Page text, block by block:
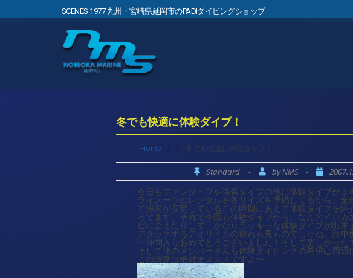
SCENES 1977 九州・宮崎県延岡市のPADIダイビングショップ
冬でも快適に体験ダイブ！
Home / / 冬でも快適に体験ダイブ！
Standard - byNMS -
今日もファンダイブや講習ダイブの他に体験ダイブが
ライスーツのレンタルを各サイズを準備してるから、
て海況が安定しているこの時期にあえて体験ダイブを
ってます。それで今回も体験ダイブから、なんとイロ
ビに会えたりして、かなりラッキーな体験ダイブが出
アタックするアオリイカの群れも見ものでしたね。海
ー仲間入りおめでとうございました！そして楽しかった
そして他のメンバーさんも体験ダイビングの希望は周辺
この時期は絶対オススメですよ〜。